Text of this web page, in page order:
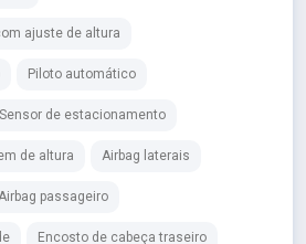
ajuste de altura
Piloto automático
Sensor de estacionamento
de altura Airbag laterais
passageiro
Encosto de cabeça traseiro